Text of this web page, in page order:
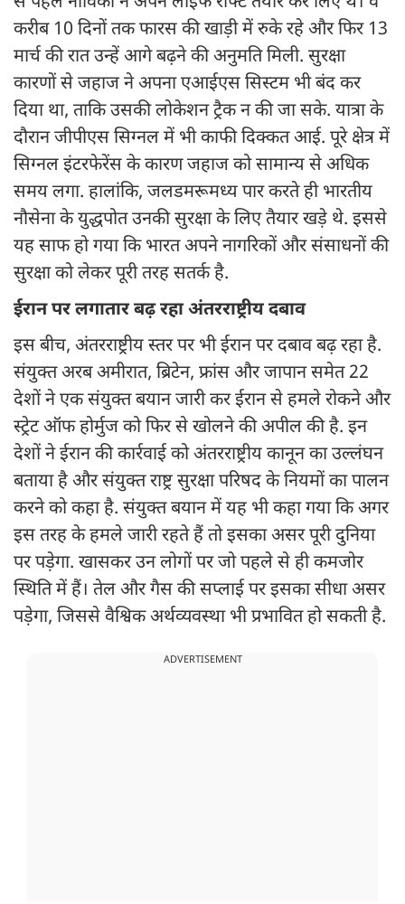
करीब 10 दिनों तक फारस की खाड़ी में रुके रहे और फिर 13
मार्च की रात उन्हें आगे बढ़ने की अनुमति मिली. सुरक्षा
कारणों से जहाज ने अपना एआईएस सिस्टम भी बंद कर
दिया था, ताकि उसकी लोकेशन ट्रैक न की जा सके. यात्रा के
दौरान जीपीएस सिग्नल में भी काफी दिक्कत आई. पूरे क्षेत्र में
सिग्नल इंटरफेरेंस के कारण जहाज को सामान्य से अधिक
समय लगा. हालांकि, जलडमरूमध्य पार करते ही भारतीय
नौसेना के युद्धपोत उनकी सुरक्षा के लिए तैयार खड़े थे. इससे
यह साफ हो गया कि भारत अपने नागरिकों और संसाधनों की
सुरक्षा को लेकर पूरी तरह सतर्क है.
ईरान पर लगातार बढ़ रहा अंतरराष्ट्रीय दबाव
इस बीच, अंतरराष्ट्रीय स्तर पर भी ईरान पर दबाव बढ़ रहा है.
संयुक्त अरब अमीरात, ब्रिटेन, फ्रांस और जापान समेत 22
देशों ने एक संयुक्त बयान जारी कर ईरान से हमले रोकने और
स्ट्रेट ऑफ होर्मुज को फिर से खोलने की अपील की है. इन
देशों ने ईरान की कार्रवाई को अंतरराष्ट्रीय कानून का उल्लंघन
बताया है और संयुक्त राष्ट्र सुरक्षा परिषद के नियमों का पालन
करने को कहा है. संयुक्त बयान में यह भी कहा गया कि अगर
इस तरह के हमले जारी रहते हैं तो इसका असर पूरी दुनिया
पर पड़ेगा. खासकर उन लोगों पर जो पहले से ही कमजोर
स्थिति में हैं। तेल और गैस की सप्लाई पर इसका सीधा असर
पड़ेगा, जिससे वैश्विक अर्थव्यवस्था भी प्रभावित हो सकती है.
ADVERTISEMENT